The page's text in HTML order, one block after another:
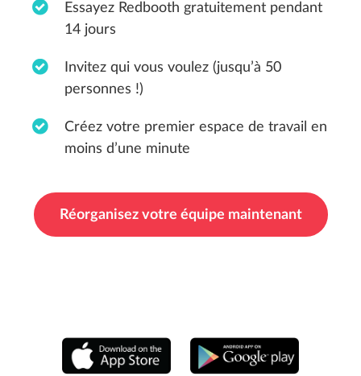
Essayez Redbooth gratuitement pendant
14 jours
Invitez qui vous voulez (jusqu’à 50
personnes !)
Créez votre premier espace de travail en
moins d’une minute
Réorganisez votre équipe maintenant